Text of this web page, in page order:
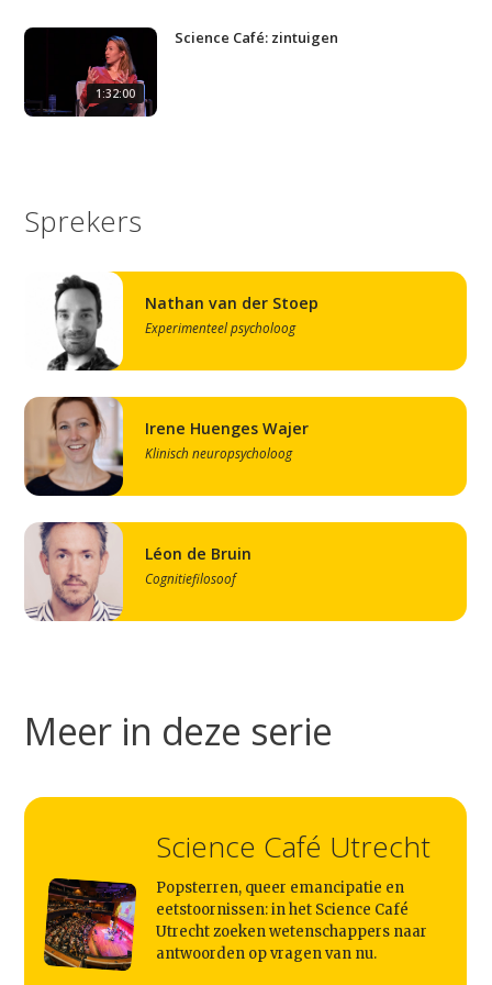
1:32:00
Science Café: zintuigen
Sprekers
Nathan van der Stoep
Experimenteel psycholoog
Irene Huenges Wajer
Klinisch neuropsycholoog
Léon de Bruin
Cognitiefilosoof
Meer in deze serie
Science Café Utrecht
Popsterren, queer emancipatie en
eetstoornissen: in het Science Café
Utrecht zoeken wetenschappers naar
antwoorden op vragen van nu.